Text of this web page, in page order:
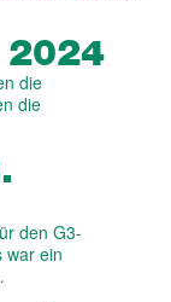
2024
die
die
den G3-
war ein